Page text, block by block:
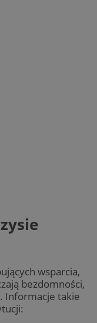
wsparcia,
bezdomności,
Informacje takie